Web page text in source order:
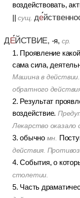
воздействовать,
||сущ. де
ДЕЙСТВИЕ, -я, ср.
1. Проявление
сама сила,
Машина в
обратного
2. Результат
воздействие.
Лекарство оказало
3. обычно мн.
действия.
4. События, о
столетии.
5. Часть